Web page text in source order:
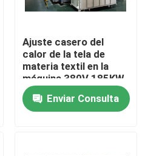
Ajuste casero del
calor de la tela de
materia textil en la
máquina 380V 185KW
de Stenter de la
materia textil
Enviar Consulta